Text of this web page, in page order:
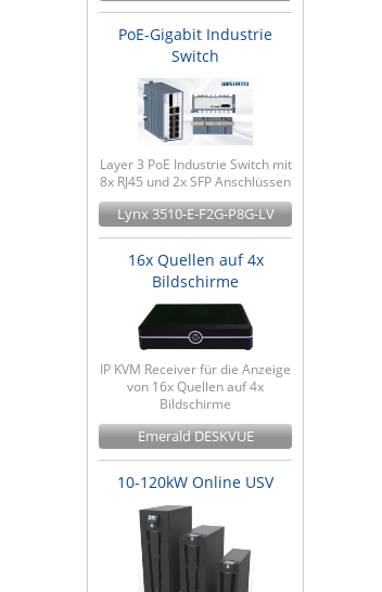
PoE-Gigabit Industrie
Switch
Layer 3 PoE Industrie Switch mit
8x RJ45 und 2x SFP Anschlüssen
Lynx 3510-E-F2G-P8G-LV
16x Quellen auf 4x
Bildschirme
IP KVM Receiver für die Anzeige
von 16x Quellen auf 4x
Bildschirme
Emerald DESKVUE
10-120kW Online USV